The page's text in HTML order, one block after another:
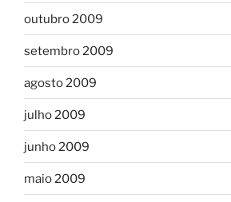
outubro 2009
setembro 2009
agosto 2009
julho 2009
junho 2009
maio 2009